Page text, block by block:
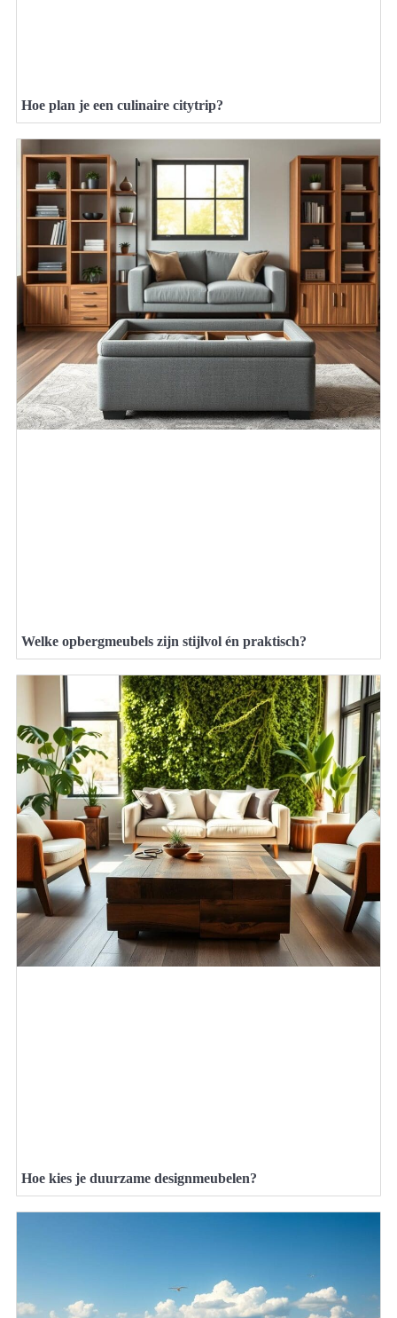
Hoe plan je een culinaire citytrip?
Welke opbergmeubels zijn stijlvol én praktisch?
Hoe kies je duurzame designmeubelen?